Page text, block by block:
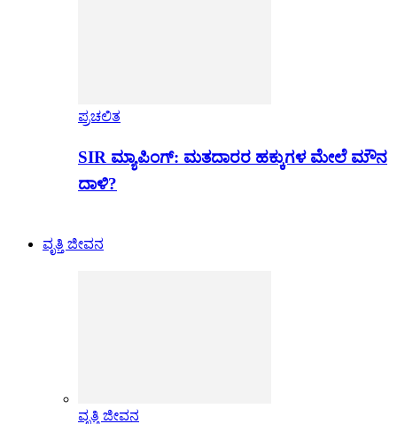
ಪ್ರಚಲಿತ
SIR ಮ್ಯಾಪಿಂಗ್: ಮತದಾರರ ಹಕ್ಕುಗಳ ಮೇಲೆ ಮೌನ
ದಾಳಿ?
ವೃತ್ತಿ ಜೀವನ
ವೃತ್ತಿ ಜೀವನ